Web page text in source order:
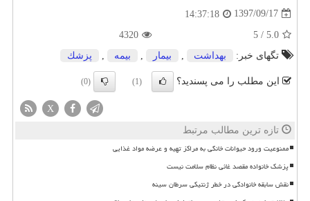
1397/09/17
14:37:18
5.0
/
5
4320
تگهای خبر:
بهداشت بیمار بیمه پزشك
این مطلب را می پسندید؟ (1)
(0)
X
تازه ترین مطالب مرتبط
ممنوعیت ورود حیوانات خانگی به مراکز تهیه و عرضه مواد غذایی
پزشک خانواده مقصد غائی نظام سلامت نیست
نقش سابقه خانوادگی در خطر ژنتیکی سرطان سینه